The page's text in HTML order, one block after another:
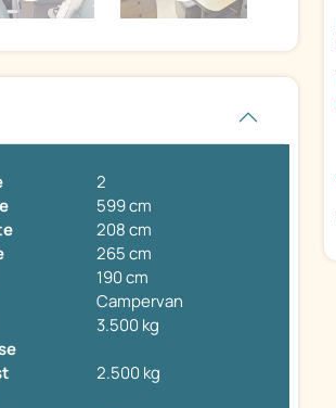
2
599 cm
208 cm
265 cm
190 cm
Campervan
3.500 kg
2.500 kg